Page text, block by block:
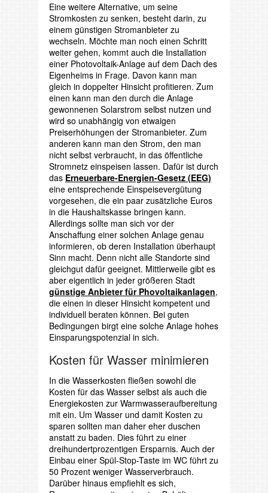
Eine weitere Alternative, um seine
Stromkosten zu senken, besteht darin, zu
einem günstigen Stromanbieter zu
wechseln. Möchte man noch einen Schritt
weiter gehen, kommt auch die Installation
einer Photovoltaik-Anlage auf dem Dach des
Eigenheims in Frage. Davon kann man
gleich in doppelter Hinsicht profitieren. Zum
einen kann man den durch die Anlage
gewonnenen Solarstrom selbst nutzen und
wird so unabhängig von etwaigen
Preiserhöhungen der Stromanbieter. Zum
anderen kann man den Strom, den man
nicht selbst verbraucht, in das öffentliche
Stromnetz einspeisen lassen. Dafür ist durch
das Erneuerbare-Energien-Gesetz (EEG)
eine entsprechende Einspeisevergütung
vorgesehen, die ein paar zusätzliche Euros
in die Haushaltskasse bringen kann.
Allerdings sollte man sich vor der
Anschaffung einer solchen Anlage genau
informieren, ob deren Installation überhaupt
Sinn macht. Denn nicht alle Standorte sind
gleichgut dafür geeignet. Mittlerweile gibt es
aber eigentlich in jeder größeren Stadt
günstige Anbieter für Phovoltaikanlagen,
die einen in dieser Hinsicht kompetent und
individuell beraten können. Bei guten
Bedingungen birgt eine solche Anlage hohes
Einsparungspotenzial in sich.
Kosten für Wasser minimieren
In die Wasserkosten fließen sowohl die
Kosten für das Wasser selbst als auch die
Energiekosten zur Warmwasseraufbereitung
mit ein. Um Wasser und damit Kosten zu
sparen sollten man daher eher duschen
anstatt zu baden. Dies führt zu einer
dreihundertprozentigen Ersparnis. Auch der
Einbau einer Spül-Stop-Taste im WC führt zu
50 Prozent weniger Wasserverbrauch.
Darüber hinaus empfiehlt es sich,